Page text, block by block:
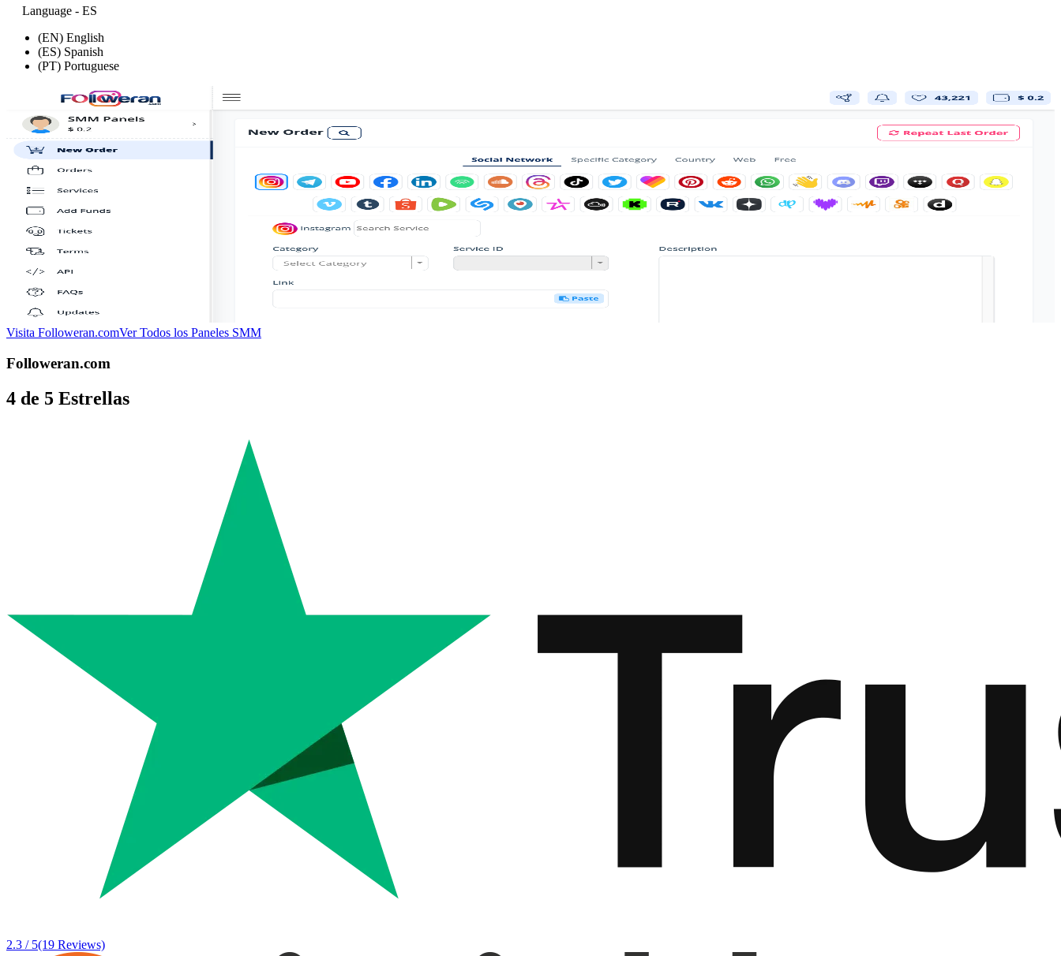
Language - ES
(EN) English
(ES) Spanish
(PT) Portuguese
Visita Followeran.comVer Todos los Paneles SMM
Followeran.com
4 de 5 Estrellas
2.3 / 5(19 Reviews)